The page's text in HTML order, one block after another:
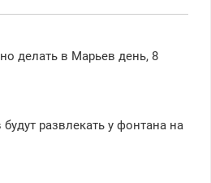
делать в Марьев день, 8
развлекать у фонтана на